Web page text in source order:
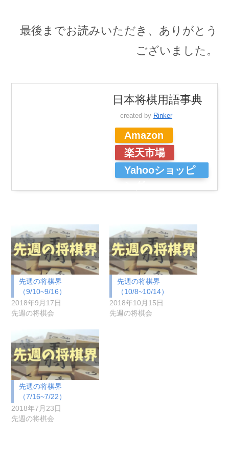
最後までお読みいただき、ありがとう
ございました。
日本将棋用語事典
created by Rinker
Amazon
楽天市場
Yahooショッピ
先週の将棋界
（9/10~9/16）
2018年9月17日
先週の将棋会
先週の将棋界
（10/8~10/14）
2018年10月15日
先週の将棋会
先週の将棋界
（7/16~7/22）
2018年7月23日
先週の将棋会